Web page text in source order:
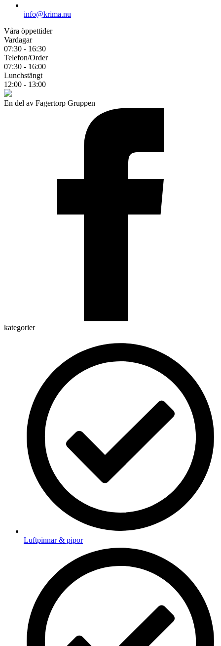
info@krima.nu
Våra öppettider
Vardagar
07:30 - 16:30
Telefon/Order
07:30 - 16:00
Lunchstängt
12:00 - 13:00
En del av Fagertorp Gruppen
kategorier
Luftpinnar & pipor